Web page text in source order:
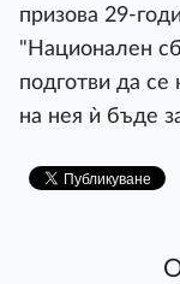
призова 29-
"Национален
подготви да се
на нея ѝ бъде